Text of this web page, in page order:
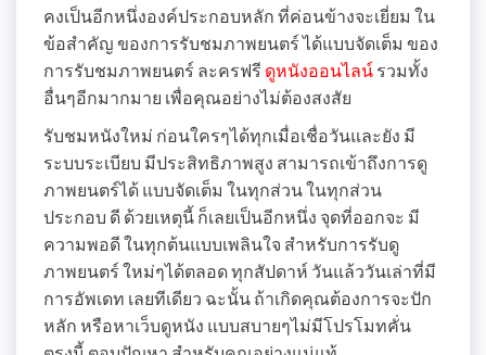
คงเป็นอีกหนึ่งองค์ประกอบหลัก ที่ค่อนข้างจะเยี่ยม ใน
ข้อสำคัญ ของการรับชมภาพยนตร์ ได้แบบจัดเต็ม ของ
การรับชมภาพยนตร์ ละครฟรี ดูหนังออนไลน์ รวมทั้ง
อื่นๆอีกมากมาย เพื่อคุณอย่างไม่ต้องสงสัย
รับชมหนังใหม่ ก่อนใครๆได้ทุกเมื่อเชื่อวันและยัง มี
ระบบระเบียบ มีประสิทธิภาพสูง สามารถเข้าถึงการดู
ภาพยนตร์ได้ แบบจัดเต็ม ในทุกส่วน ในทุกส่วน
ประกอบ ดี ด้วยเหตุนี้ ก็เลยเป็นอีกหนึ่ง จุดที่ออกจะ มี
ความพอดี ในทุกต้นแบบเพลินใจ สำหรับการรับดู
ภาพยนตร์ ใหม่ๆได้ตลอด ทุกสัปดาห์ วันแล้ววันเล่าที่มี
การอัพเดท เลยทีเดียว ฉะนั้น ถ้าเกิดคุณต้องการจะปัก
หลัก หรือหาเว็บดูหนัง แบบสบายๆไม่มีโปรโมทคั่น